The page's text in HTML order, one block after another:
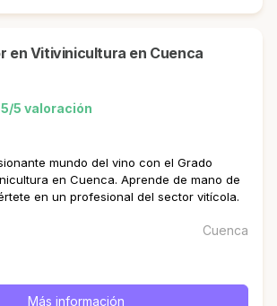
en Vitivinicultura en Cuenca
5/5 valoración
mundo del vino con el Grado
en Cuenca. Aprende de mano de
en un profesional del sector vitícola.
Cuenca
Más información